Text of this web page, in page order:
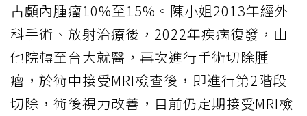
占顱內腫瘤10%至15%。陳小姐2013年經外
科手術、放射治療後，2022年疾病復發，由
他院轉至台大就醫，再次進行手術切除腫
瘤，於術中接受MRI檢查後，即進行第2階段
切除，術後視力改善，目前仍定期接受MRI檢